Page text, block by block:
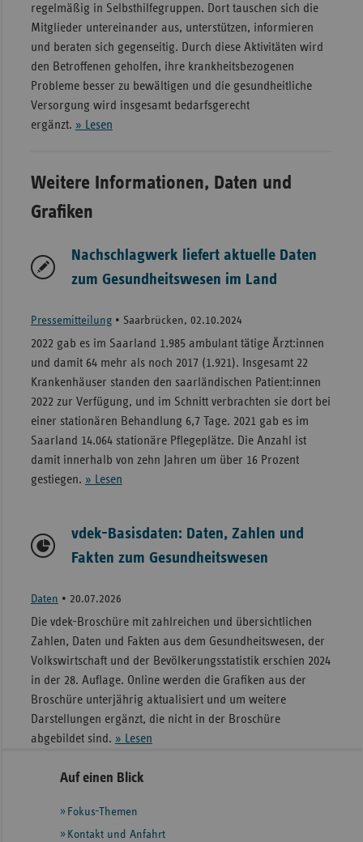
regelmäßig in Selbsthilfegruppen. Dort tauschen sich die
Mitglieder untereinander aus, unterstützen, informieren
und beraten sich gegenseitig. Durch diese Aktivitäten wird
den Betroffenen geholfen, ihre krankheitsbezogenen
Probleme besser zu bewältigen und die gesundheitliche
Versorgung wird insgesamt bedarfsgerecht
ergänzt. » Lesen
Weitere Informationen, Daten und
Grafiken
Nachschlagwerk liefert aktuelle Daten
zum Gesundheitswesen im Land
Pressemitteilung• Saarbrücken, 02.10.2024
2022 gab es im Saarland 1.985 ambulant tätige Ärzt:innen
und damit 64 mehr als noch 2017 (1.921). Insgesamt 22
Krankenhäuser standen den saarländischen Patient:innen
2022 zur Verfügung, und im Schnitt verbrachten sie dort bei
einer stationären Behandlung 6,7 Tage. 2021 gab es im
Saarland 14.064 stationäre Pflegeplätze. Die Anzahl ist
damit innerhalb von zehn Jahren um über 16 Prozent
gestiegen. » Lesen
vdek-Basisdaten: Daten, Zahlen und
Fakten zum Gesundheitswesen
Daten • 20.07.2026
Die vdek-Broschüre mit zahlreichen und übersichtlichen
Zahlen, Daten und Fakten aus dem Gesundheitswesen, der
Volkswirtschaft und der Bevölkerungsstatistik erschien 2024
in der 28. Auflage. Online werden die Grafiken aus der
Broschüre unterjährig aktualisiert und um weitere
Darstellungen ergänzt, die nicht in der Broschüre
abgebildet sind. » Lesen
Seitennavigation
Seitenleiste
weiteren
Informationen
Auf einen Blick
Fokus-Themen
Kontakt und Anfahrt